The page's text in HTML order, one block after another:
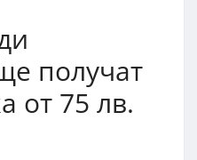
получат
от 75 лв.